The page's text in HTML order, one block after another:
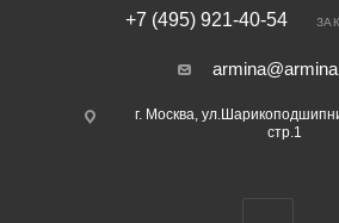
+7 (495) 921-40-54
г. Москва,
стр.1